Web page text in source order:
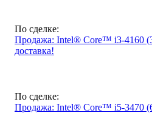
По сделке:
Продажа: Intel® Core™ i3-4160
доставка!
По сделке:
Продажа: Intel® Core™ i5-3470